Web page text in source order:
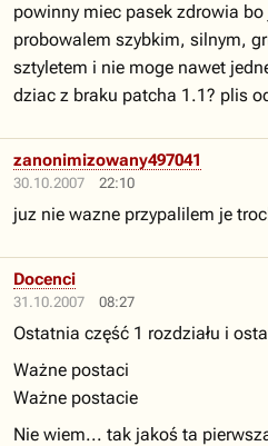
powinny miec pasek zdrowia
probowalem szybkim, silnym,
sztyletem i nie moge nawet
dziac z braku patcha 1.1? plis
30.10.2007 22:10
zanonimizowany497041
juz nie wazne przypalilem je
31.10.2007 08:27
Docenci
Ostatnia część 1 rozdziału i
Ważne postaci
Ważne postacie
Nie wiem... tak jakoś ta